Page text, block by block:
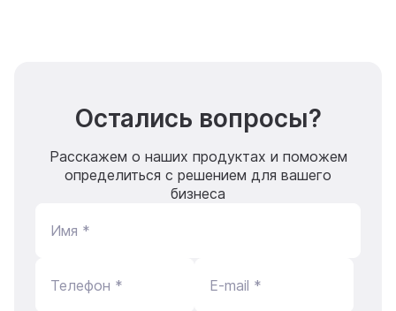
Остались вопросы?
Расскажем о наших продуктах и поможем
определиться с решением для вашего
бизнеса
Имя *
Телефон * E-mail *